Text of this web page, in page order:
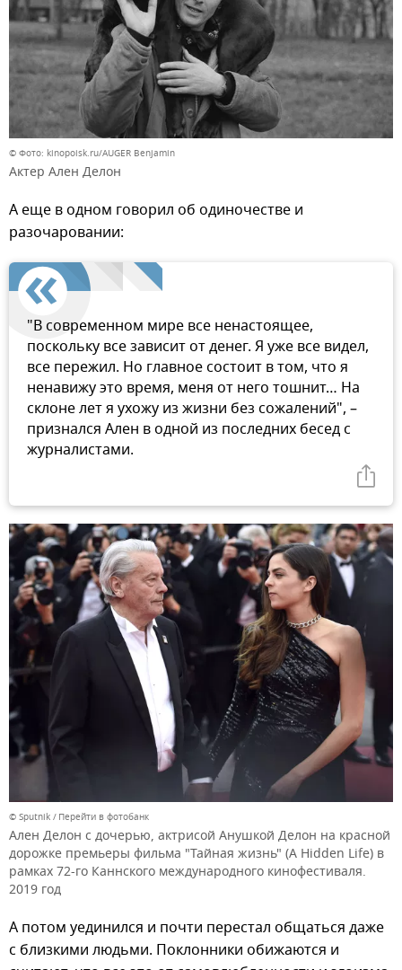
© Фото: kinopoisk.ru/AUGER Benjamin
Актер Ален Делон
А еще в одном говорил об одиночестве и
разочаровании:
"В современном мире все ненастоящее,
поскольку все зависит от денег. Я уже все видел,
все пережил. Но главное состоит в том, что я
ненавижу это время, меня от него тошнит… На
склоне лет я ухожу из жизни без сожалений", –
признался Ален в одной из последних бесед с
журналистами.
© Sputnik Перейти в фотобанк
Ален Делон с дочерью, актрисой Анушкой Делон на красной
дорожке премьеры фильма "Тайная жизнь" (A Hidden Life) в
рамках 72-го Каннского международного кинофестиваля.
2019 год
А потом уединился и почти перестал общаться даже
с близкими людьми. Поклонники обижаются и